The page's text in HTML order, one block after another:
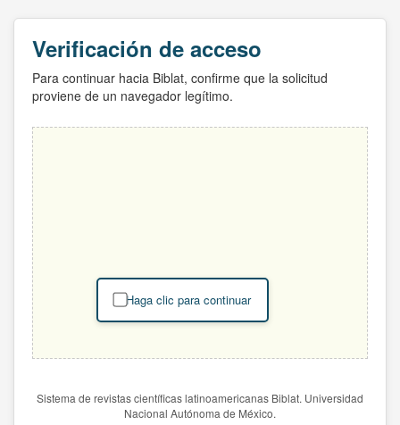
Verificación de acceso
Para continuar hacia Biblat, confirme que la solicitud
proviene de un navegador legítimo.
Haga clic para continuar
Sistema de revistas científicas latinoamericanas Biblat. Universidad
Nacional Autónoma de México.